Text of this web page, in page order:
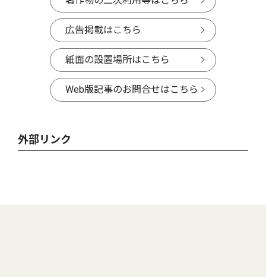
広告掲載はこちら
紙面の設置場所はこちら
Web版記事のお問合せはこちら
外部リンク